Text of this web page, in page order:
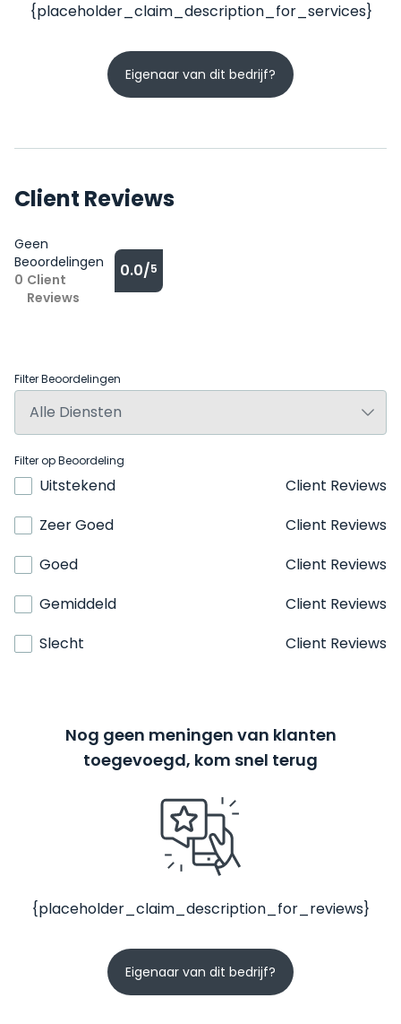
{placeholder_claim_description_for_services}
Eigenaar van dit bedrijf?
Client Reviews
Geen
Beoordelingen
0 Client
Reviews
0.0/5
Filter Beoordelingen
Filter op Beoordeling
Uitstekend
Client Reviews
Zeer Goed
Client Reviews
Goed
Client Reviews
Gemiddeld
Client Reviews
Slecht
Client Reviews
Nog geen meningen van klanten
toegevoegd, kom snel terug
{placeholder_claim_description_for_reviews}
Eigenaar van dit bedrijf?